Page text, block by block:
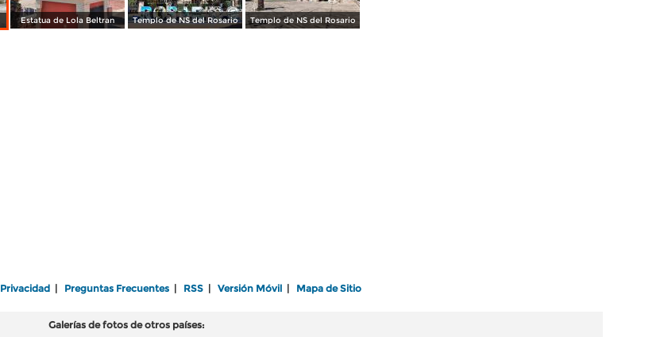
Estatua de Lola Beltran Templo de NS del Rosario Templo de NS del Rosario
Privacidad Preguntas Frecuentes RSS Versión Móvil Mapa de Sitio
Galerías de fotos de otros países: